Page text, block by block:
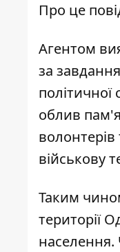
Про це
Агентом
за
політичної
облив
військову
Таким
території
населення.